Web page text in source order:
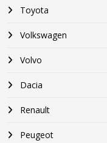
Toyota
Volkswagen
Volvo
Dacia
Renault
Peugeot